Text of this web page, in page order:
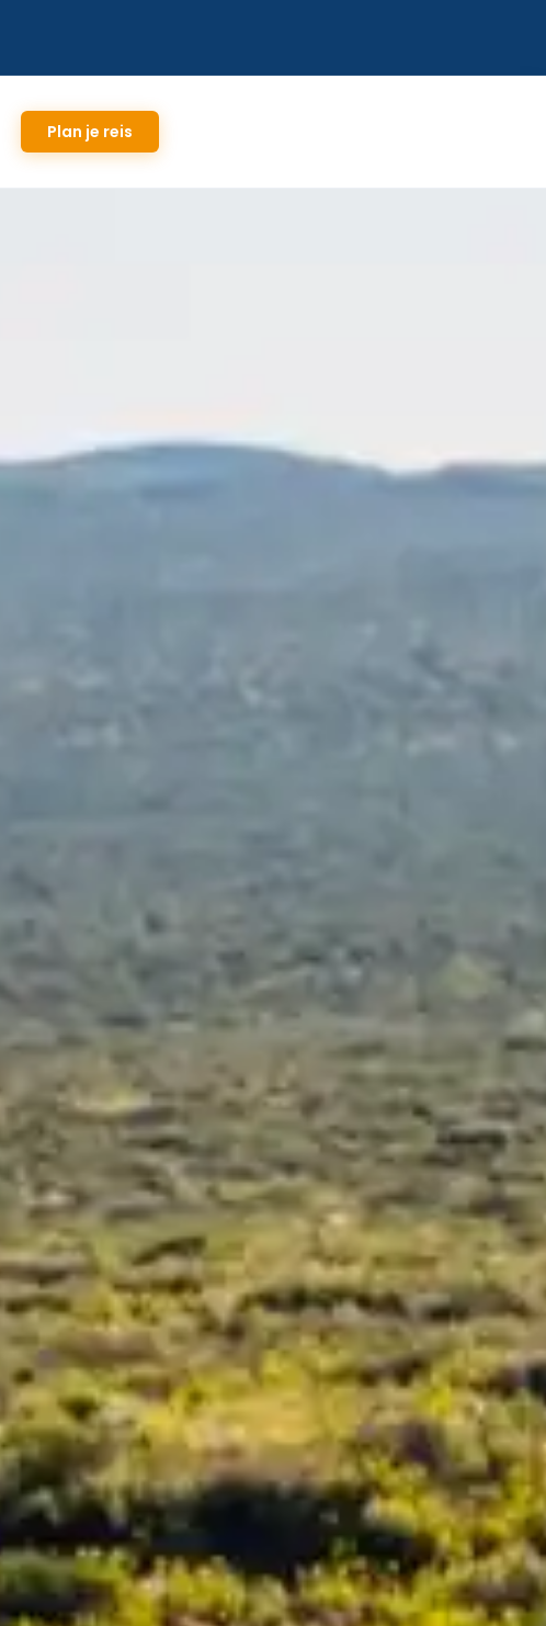
Plan je reis